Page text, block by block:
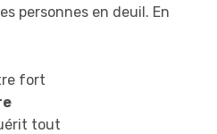
personnes en deuil. En
fort
tout